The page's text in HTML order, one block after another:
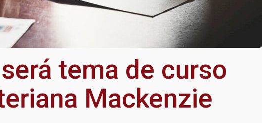
tema de curso
Mackenzie